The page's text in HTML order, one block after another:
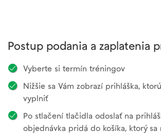
Postup podania a zaplatenia
Vyberte si termín tréningov
Nižšie sa Vám zobrazí prihláška,
vyplniť
Po stlačení tlačidla odoslať na
objednávka pridá do košíka, ktorý sa